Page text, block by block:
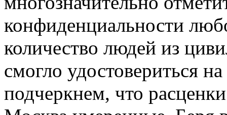
конфиденциальности
количество людей из
смогло удостовериться
подчеркнем, что